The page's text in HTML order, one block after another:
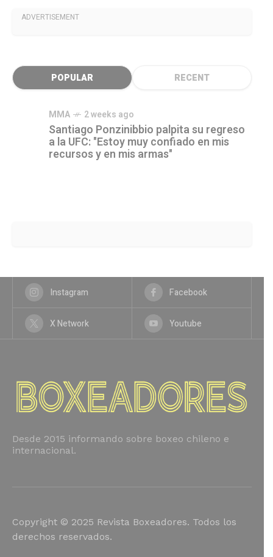
ADVERTISEMENT
POPULAR RECENT
MMA 2 weeks ago
Santiago Ponzinibbio palpita su regreso
a la UFC: "Estoy muy confiado en mis
recursos y en mis armas"
Instagram Facebook
X Network Youtube
Desde 2015 informando sobre boxeo chileno e
internacional.
Copyright © 2025 Revista Boxeadores. Todos los
derechos reservados.